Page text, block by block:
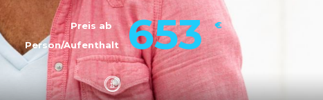
Preis ab 653€
Person/Aufenthalt